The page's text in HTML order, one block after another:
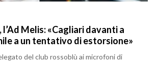
Melis: «Cagliari davanti a
a un tentativo di estorsione»
del club rossoblù ai microfoni di